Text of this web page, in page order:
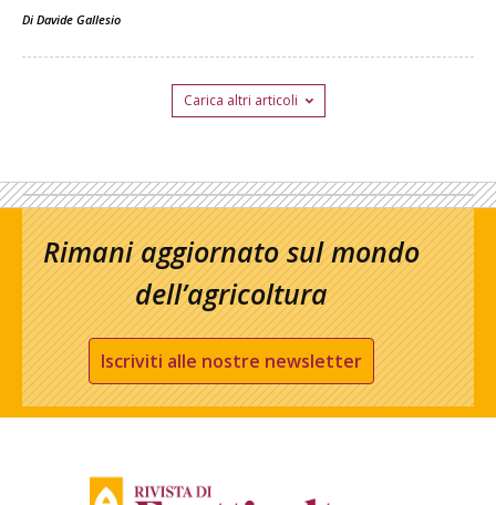
Di Davide Gallesio
Carica altri articoli
Rimani aggiornato sul mondo
dell’agricoltura
Iscriviti alle nostre newsletter